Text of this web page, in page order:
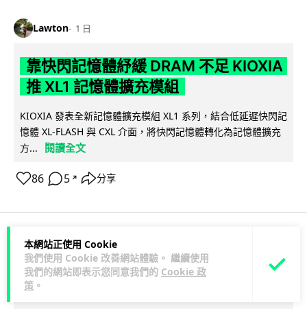
本網站正使用 Cookie
我們使用 Cookie 改善網站體驗。 繼續使用
我們的網站即表示您同意我們的 Cookie 政
策 。
Lawton 1 日
靠快閃記憶體紓緩 DRAM 不足 KIOXIA
推 XL1 記憶體擴充模組
KIOXIA 發表全新記憶體擴充模組 XL1 系列，結合低延遲快閃記
憶體 XL-FLASH 與 CXL 介面，將快閃記憶體轉化為記憶體擴充
方...
閱讀全文
86 5 ↗ 分享
商業科技 資訊保安
Lawton